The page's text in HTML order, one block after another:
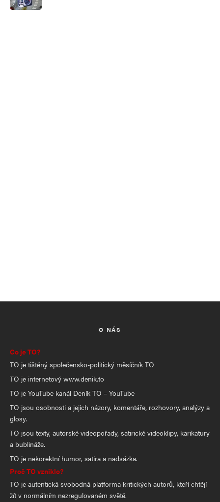
O NÁS
Co je TO?
TO je tištěný společensko-politický měsíčník TO
TO je internetový www.denik.to
TO je YouTube kanál Deník TO – YouTube
TO jsou osobnosti a jejich názory, komentáře, rozhovory, analýzy a
glosy.
TO jsou texty, autorské videopořady, satirické videoklipy, karikatury
a bublináže.
TO je nekorektní humor, satira a nadsázka.
Proč TO vzniklo?
TO je autentická svobodná platforma kritických autorů, kteří chtějí
žít v normálním nezregulovaném světě.